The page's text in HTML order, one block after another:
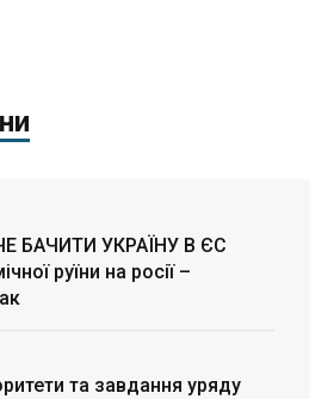
БАЧИТИ УКРАЇНУ В ЄС
руїни на росії –
та завдання уряду